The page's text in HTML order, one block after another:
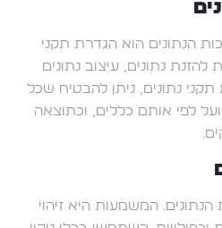
הנתונים הוא הגדרת תקני
להזנת נתונים, עיצוב נתונים
תקני נתונים, ניתן להבטיח שכל
לפי אותם כללים, וכתוצאה
הנתונים. המשמעות היא זיהוי